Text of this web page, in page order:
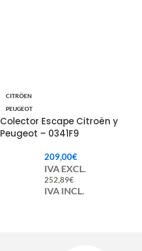
CITRÖEN
PEUGEOT
Colector Escape Citroën y
Peugeot – 0341F9
209,00€
IVA EXCL.
252,89€
IVA INCL.